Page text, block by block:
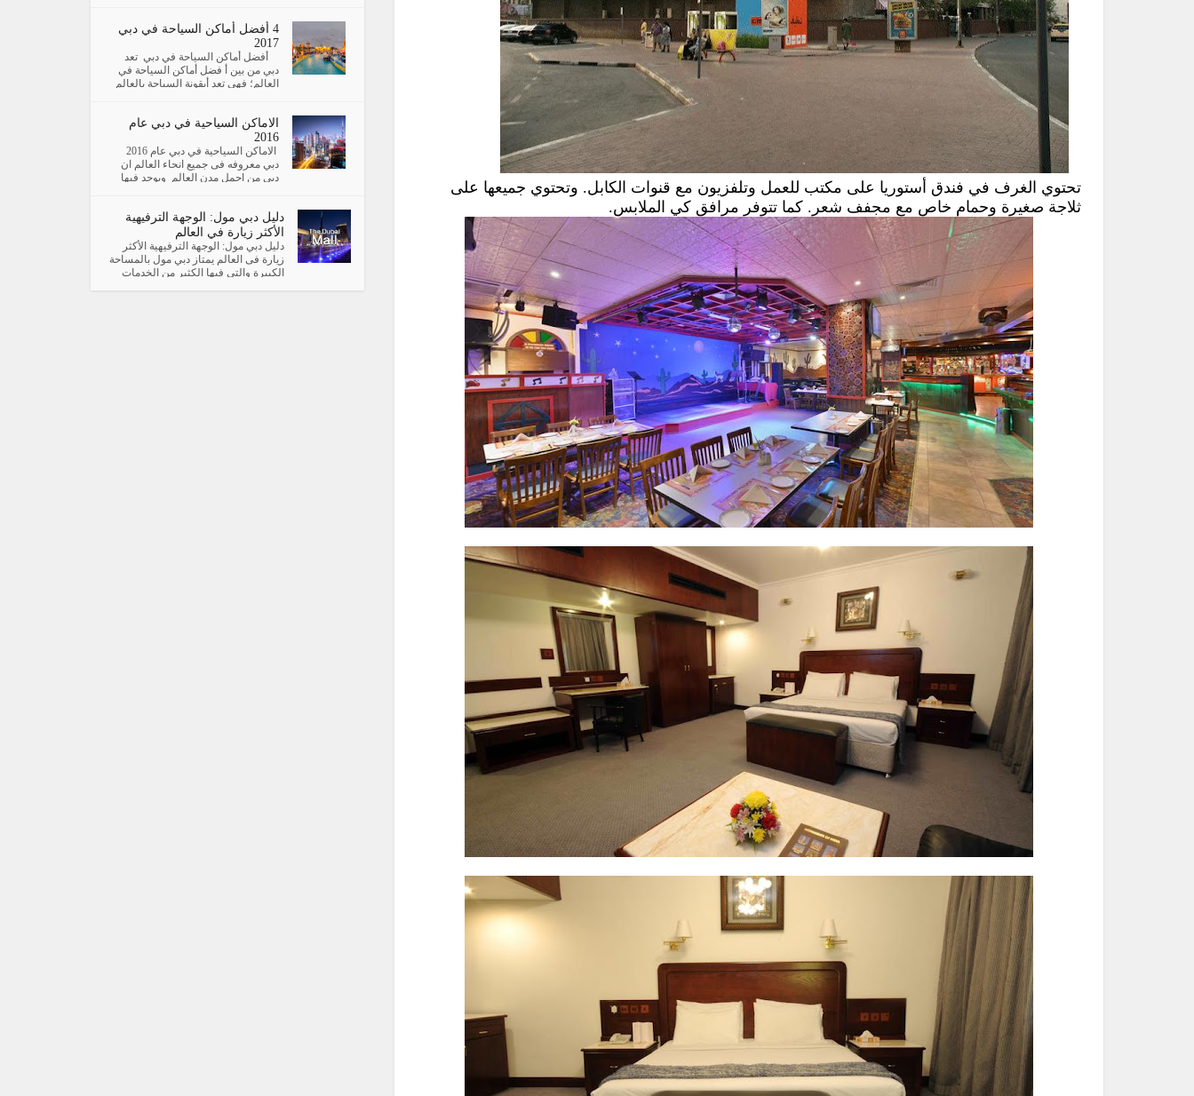
تحتوي الغرف في فندق أستوريا على مكتب للعمل وتلفزيون مع قنوات الكابل. وتحتوي جميعها على
ثلاجة صغيرة وحمام خاص مع مجفف شعر. كما تتوفر مرافق كي الملابس.
4 أفضل أماكن السياحة في دبي
2017
أفضل أماكن السياحة في دبي تعد
دبي من بين أ فضل أماكن السياحة في
العالم؛ فهي تعد أيقونة السياحة بالعالم
الاماكن السياحية في دبي عام
2016
الاماكن السياحية في دبي عام 2016
دبي معروفه فى جميع انحاء العالم ان
دبي من اجمل مدن العالم ويوجد فيها
دليل دبي مول: الوجهة الترفيهية
الأكثر زيارة في العالم
دليل دبي مول: الوجهة الترفيهية الأكثر
زيارة فى العالم يمتاز دبي مول بالمساحة
الكبيرة والتى فيها الكثير من الخدمات